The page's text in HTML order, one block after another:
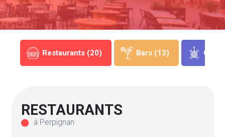
Restaurants (20) Bars (13)
RESTAURANTS
à Perpignan